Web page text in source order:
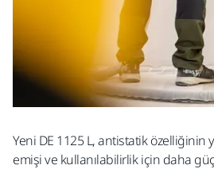
Yeni DE 1125 L, antistatik özelliğinin
emişi ve kullanılabilirlik için daha